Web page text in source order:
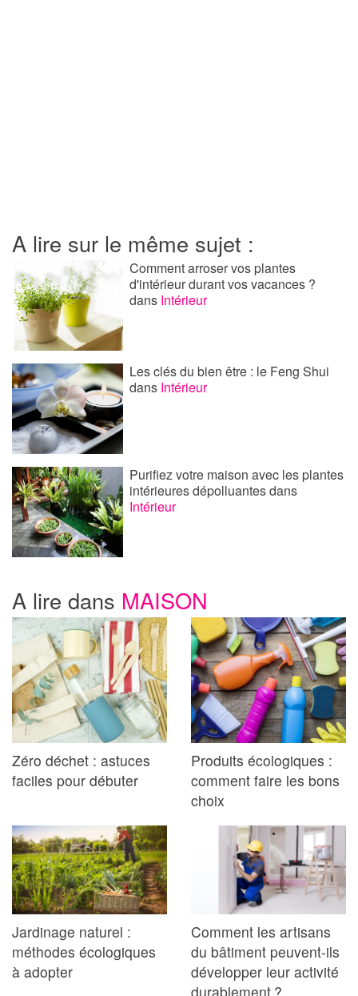
A lire sur le même sujet :
Comment arroser vos plantes
d'intérieur durant vos vacances ?
dans Intérieur
Les clés du bien être : le Feng Shui
dans Intérieur
Purifiez votre maison avec les plantes
intérieures dépolluantesdans
Intérieur
A lire dans MAISON
Zéro déchet : astuces
faciles pour débuter
Produits écologiques :
comment faire les bons
choix
Jardinage naturel :
méthodes écologiques
à adopter
Comment les artisans
du bâtiment peuvent-ils
développer leur activité
durablement ?